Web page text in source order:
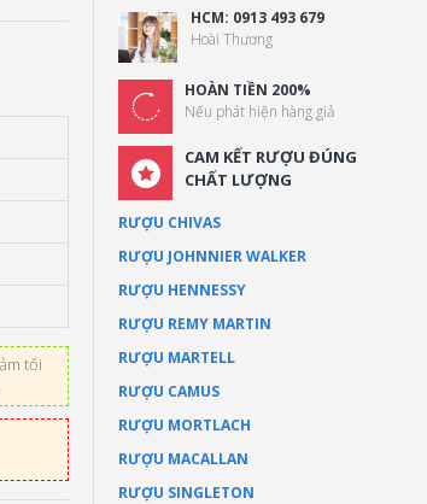
tối
HCM: 0913 493 679
Hoài Thương
HOÀN TIỀN 200%
Nếu phát hiện hàng giả
CAM KẾT RƯỢU ĐÚNG
CHẤT LƯỢNG
RƯỢU CHIVAS
RƯỢU JOHNNIER WALKER
RƯỢU HENNESSY
RƯỢU REMY MARTIN
RƯỢU MARTELL
RƯỢU CAMUS
RƯỢU MORTLACH
RƯỢU MACALLAN
RƯỢU SINGLETON